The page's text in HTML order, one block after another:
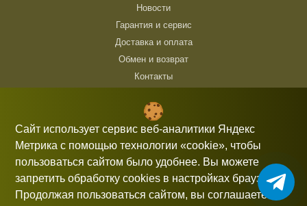
Новости
Гарантия и сервис
Доставка и оплата
Обмен и возврат
Контакты
10:00 — 21:00 без выходных
gorbushka-moscow@yandex.ru
Сайт использует сервис веб-аналитики Яндекс
Метрика с помощью технологии «cookie», чтобы
пользоваться сайтом было удобнее. Вы можете
запретить обработку cookies в настройках браузера.
Продолжая пользоваться сайтом, вы соглашаетесь